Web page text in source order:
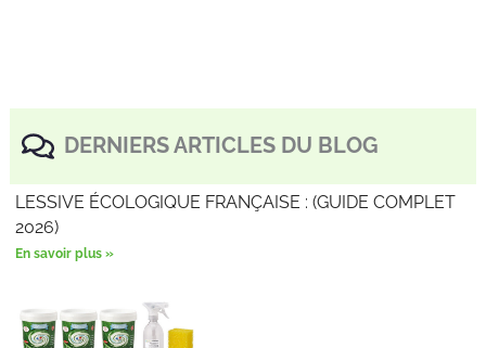
DERNIERS ARTICLES DU BLOG
LESSIVE ÉCOLOGIQUE FRANÇAISE : (GUIDE COMPLET
2026)
En savoir plus »